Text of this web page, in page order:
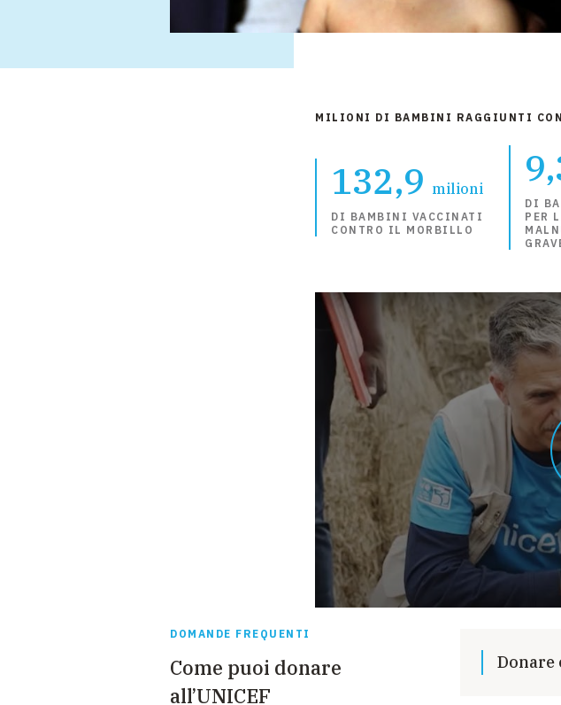
MILIONI DI BAMBINI RAGGIUNTI
132,9 milioni
DI BAMBINI VACCINATI
CONTRO IL MORBILLO
DI
PER
DOMANDE FREQUENTI
Come puoi donare
all’UNICEF
Donare